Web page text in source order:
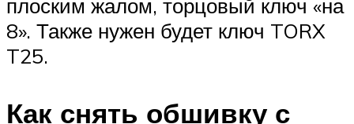
плоским жалом, торцовый ключ «на
8». Также нужен будет ключ TORX
T25.
Как снять обшивку с